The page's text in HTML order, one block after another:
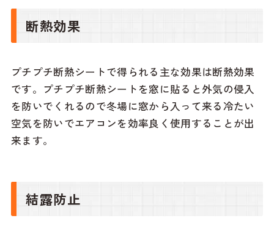
断熱効果
プチプチ断熱シートで得られる主な効果は断熱効果
です。プチプチ断熱シートを窓に貼ると外気の侵入
を防いでくれるので冬場に窓から入って来る冷たい
空気を防いでエアコンを効率良く使用することが出
来ます。
結露防止